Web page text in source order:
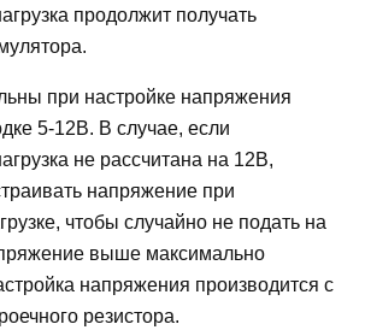
продолжит получать
при настройке напряжения
5-12В. В случае, если
не рассчитана на 12В,
напряжение при
чтобы случайно не подать на
выше максимально
напряжения производится с
резистора.